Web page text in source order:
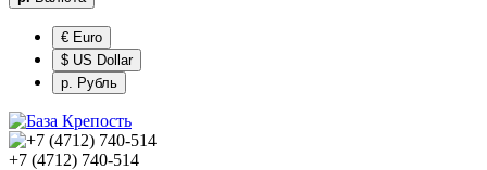
€ Euro
$ US Dollar
р. Рубль
+7 (4712) 740-514